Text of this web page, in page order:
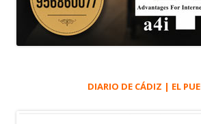
DIARIO DE CÁDIZ | EL